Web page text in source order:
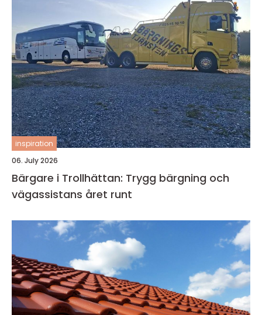
inspiration
06. July 2026
Bärgare i Trollhättan: Trygg bärgning och
vägassistans året runt